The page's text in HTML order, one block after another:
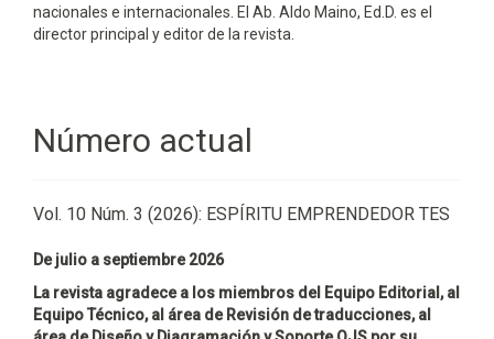
nacionales e internacionales. El Ab. Aldo Maino, Ed.D. es el
director principal y editor de la revista.
Número actual
Vol. 10 Núm. 3 (2026): ESPÍRITU EMPRENDEDOR TES
De julio a septiembre 2026
La revista agradece a los miembros del Equipo Editorial, al
Equipo Técnico, al área de Revisión de traducciones, al